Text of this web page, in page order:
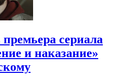
сериала
и наказание»